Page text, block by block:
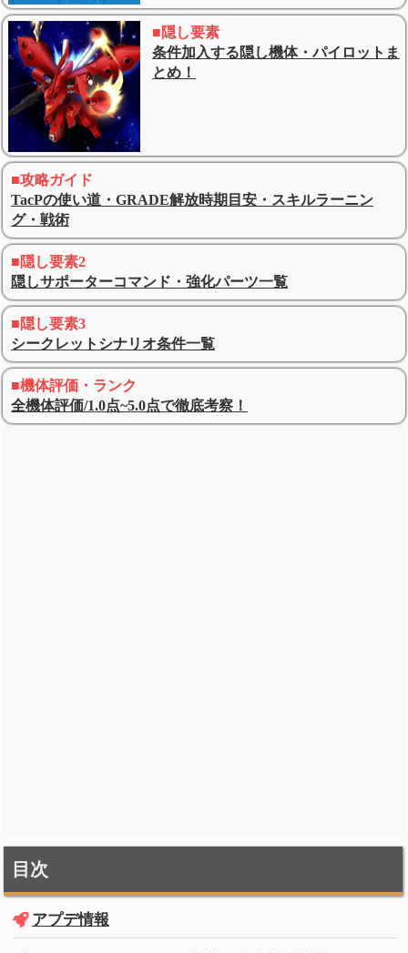
■隠し要素
条件加入する隠し機体・パイロットま
とめ！
■攻略ガイド
TacPの使い道・GRADE解放時期目安・スキルラーニン
グ・戦術
■隠し要素2
隠しサポーターコマンド・強化パーツ一覧
■隠し要素3
シークレットシナリオ条件一覧
■機体評価・ランク
全機体評価/1.0点~5.0点で徹底考察！
目次
アプデ情報